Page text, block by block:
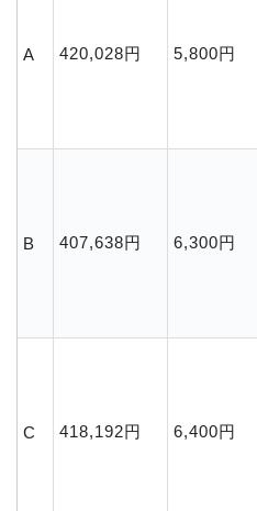
A 420,028円 5,800円
B 407,638円 6,300円
C 418,192円 6,400円